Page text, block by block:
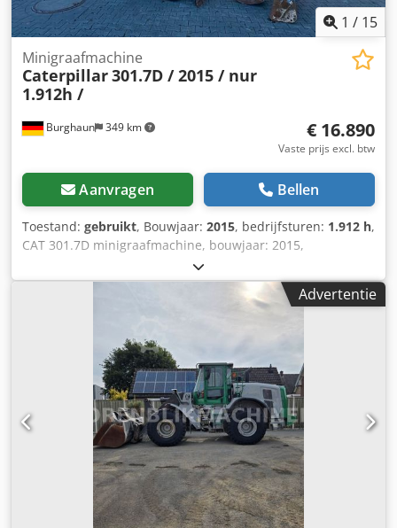
1 / 15
Burghaun 349 km
Minigraafmachine
Caterpillar301.7D / 2015 / nur
1.912h /
€ 16.890
Vaste prijs excl. btw
Aanvragen Bellen
Toestand: gebruikt, Bouwjaar: 2015, bedrijfsturen: 1.912 h,
CAT 301.7D minigraafmachine, bouwjaar: 2015,
bedrijfsuren: slechts 1.912 uur!, MS01 snelwissel, motor:
[13,4 kW/18 pk], 1x dieplepel 300 mm, 1x starre greppelbak
1.000 mm, 2x extra hydraulische circuits, gewicht: 1.977 kg,
maken we graag een lease- of financieringsvoorstel voor u.
De heer Mihm (tel. ) staat u graag te woord. Meer
informatie vindt u op onze website. Fouten en
voorafgaande verkoop voorbehouden! Dkedpfxezaigxj
Aqrer CAT 301.7D minigraafmachine, bouwjaar: 2015,
bedrijfsuren: slechts 1.912 uur!, MS01 snelwissel, motor:
[13,4 kW/18 pk], 1x graafbak 300 mm, 1x starre greppelbak
1.000 mm, 2x extra hydraulische circuits, gewicht: 1.977 kg,
rupsen 80%, goede staat, direct inzetbaar!, Op aanvraag
kunnen we u een lease- of financieringsvoorstel
aanbieden. De heer Mihm (tel. ) staat u graag te woord.
Advertentie